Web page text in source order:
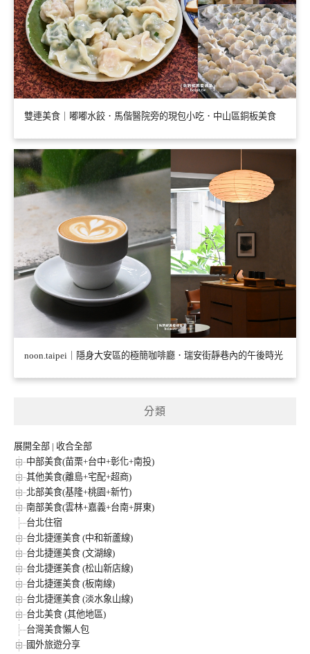
雙連美食｜嘟嘟水餃．馬偕醫院旁的現包小吃．中山區銅板美食
noon.taipei｜隱身大安區的極簡咖啡廳．瑞安街靜巷內的午後時光
分類
展開全部 | 收合全部
中部美食(苗栗+台中+彰化+南投)
其他美食(離島+宅配+超商)
北部美食(基隆+桃園+新竹)
南部美食(雲林+嘉義+台南+屏東)
台北住宿
台北捷運美食 (中和新蘆線)
台北捷運美食 (文湖線)
台北捷運美食 (松山新店線)
台北捷運美食 (板南線)
台北捷運美食 (淡水象山線)
台北美食 (其他地區)
台灣美食懶人包
國外旅遊分享